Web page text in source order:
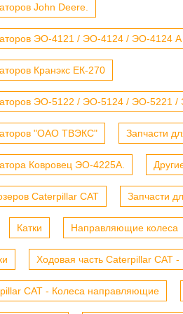
John Deere.
ЭО-4121 / ЭО-4124 / ЭО-4124
Кранэкс ЕК-270
ЭО-5122 / ЭО-5124 / ЭО-5221
"ОАО ТВЭКС" Запчасти
Ковровец ЭО-4225А.
Caterpillar CAT Запчасти
Катки Направляющие колеса
Ходовая часть Caterpillar CAT
CAT - Колеса направляющие